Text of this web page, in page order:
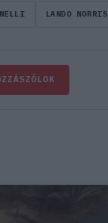
LANDO NORRIS